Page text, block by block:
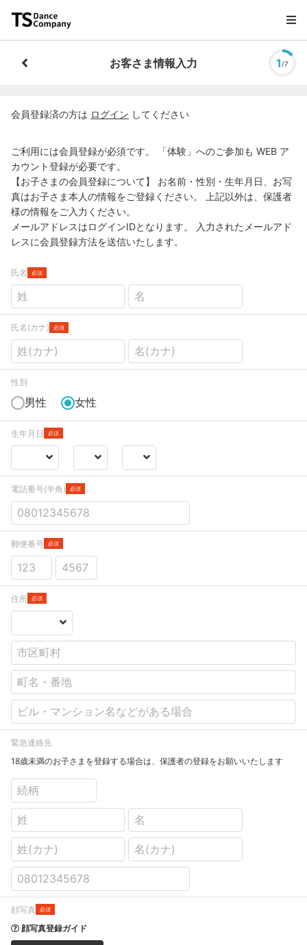
お客さま情報入力 1 /7
会員登録済の方は ログイン してください
ご利用には会員登録が必須です。 「体験」へのご参加も WEB ア
カウント登録が必要です。
【お子さまの会員登録について】 お名前・性別・生年月日、お写
真はお子さま本人の情報をご登録ください。 上記以外は、保護者
様の情報をご入力ください。
メールアドレスはログインIDとなります。 入力されたメールアド
レスに会員登録方法を送信いたします。
氏名 必須
氏名(カナ) 必須
性別
男性 女性
生年月日 必須
電話番号(半角) 必須
郵便番号 必須
住所 必須
緊急連絡先
18歳未満のお子さまを登録する場合は、保護者の登録をお願いいたします
顔写真 必須
顔写真登録ガイド